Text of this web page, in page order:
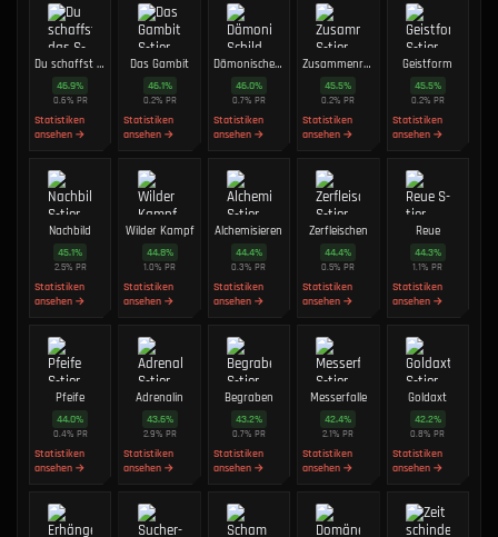
Du schaffst das
46.9%
0.6% PR
Statistiken
ansehen →
Das Gambit
46.1%
0.2% PR
Statistiken
ansehen →
Dämonischer Schild
46.0%
0.7% PR
Statistiken
ansehen →
Zusammenrotten
45.5%
0.2%PR
Statistiken
ansehen →
Geistform
45.5%
0.2% PR
Statistiken
ansehen →
Nachbild
45.1%
2.5% PR
Statistiken
ansehen →
Wilder Kampf
44.8%
1.0%PR
Statistiken
ansehen →
Alchemisieren
44.4%
0.3%PR
Statistiken
ansehen →
Zerfleischen
44.4%
0.5%PR
Statistiken
ansehen →
Reue
44.3%
1.1%PR
Statistiken
ansehen →
Pfeife
44.0%
0.4% PR
Statistiken
ansehen →
Adrenalin
43.6%
2.9% PR
Statistiken
ansehen →
Begraben
43.2%
0.7% PR
Statistiken
ansehen →
Messerfalle
42.4%
2.1%PR
Statistiken
ansehen →
Goldaxt
42.2%
0.8%PR
Statistiken
ansehen →